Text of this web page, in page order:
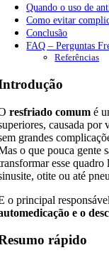
Quando o uso de
Como evitar
Conclusão
FAQ – Perguntas
Referências
resfriado comum é
causada por
grandes
o que pouca gente
esse
otite ou até
o principal
e o
rápido